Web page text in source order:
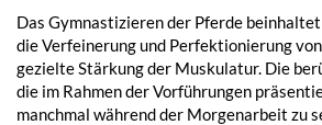
Das Gymnastizieren der Pferde
die Verfeinerung und Perfektionierung
gezielte Stärkung der Muskulatur. Die
die im Rahmen der Vorführungen
manchmal während der Morgenarbeit zu